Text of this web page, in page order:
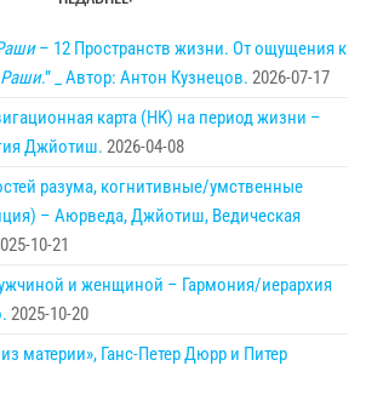
– 12 Пространств жизни. От ощущения к
Раши.” _ Автор: Антон Кузнецов. 2026-07-17
карта (НК) на период жизни –
Джйотиш. 2026-04-08
разума, когнитивные/умственные
– Аюрведа, Джйотиш, Ведическая
10-21
и женщиной – Гармония/иерархия
2025-10-20
материи», Ганс-Петер Дюрр и Питер